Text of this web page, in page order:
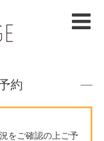
約
をご確認の上ご予